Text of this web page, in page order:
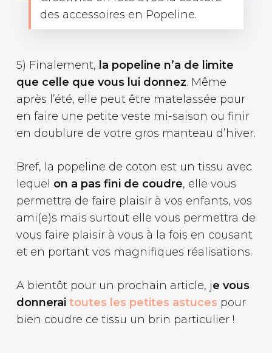
des accessoires en Popeline.
5) Finalement, la popeline n’a de limite
que celle que vous lui donnez. Même
après l’été, elle peut être matelassée pour
en faire une petite veste mi-saison ou finir
en doublure de votre gros manteau d’hiver.
Bref, la popeline de coton est un tissu avec
lequel on a pas fini de coudre, elle vous
permettra de faire plaisir à vos enfants, vos
ami(e)s mais surtout elle vous permettra de
vous faire plaisir à vous à la fois en cousant
et en portant vos magnifiques réalisations.
A bientôt pour un prochain article, je vous
donnerai toutes les petites astuces pour
bien coudre ce tissu un brin particulier !